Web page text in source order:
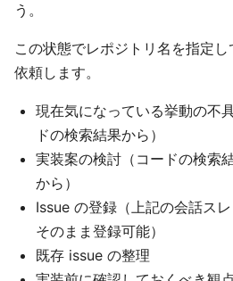
う。
この状態でレポジトリ名を指定
依頼します。
現在気になっている挙動の不
ドの検索結果から）
実装案の検討（コードの検索
から）
Issue の登録（上記の会話ス
そのまま登録可能）
既存 issue の整理